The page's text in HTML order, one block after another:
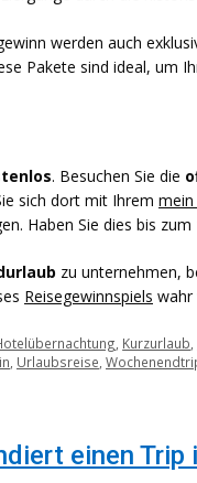
werden auch
Pakete sind ideal, um
. Besuchen Sie die
sich dort mit Ihrem
Haben Sie dies bis
zu unternehmen,
Reisegewinnspiels wahr
, Kurzurlaub,
, Urlaubsreise,
einen